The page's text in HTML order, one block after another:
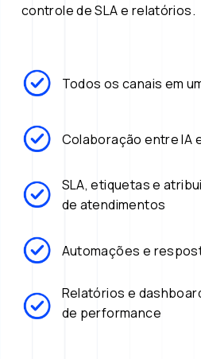
controle de SLA e relatórios.
Todos os canais em
Colaboração entre IA
SLA, etiquetas e
de atendimentos
Automações e
Relatórios e
de performance